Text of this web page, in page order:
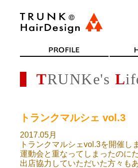
TRUNKe's L
トランクマルシェ vol.3
2017.05月
トランクマルシェvol.3を開催し
運動会と重なってしまったのに
出店協力していただいた方々も